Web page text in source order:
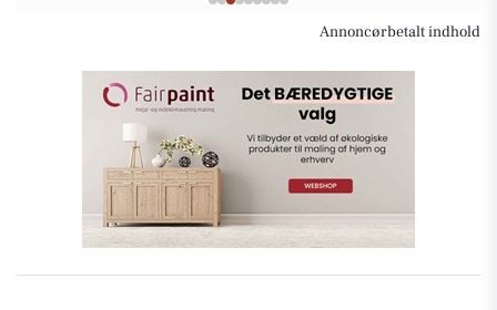
Annoncørbetalt indhold